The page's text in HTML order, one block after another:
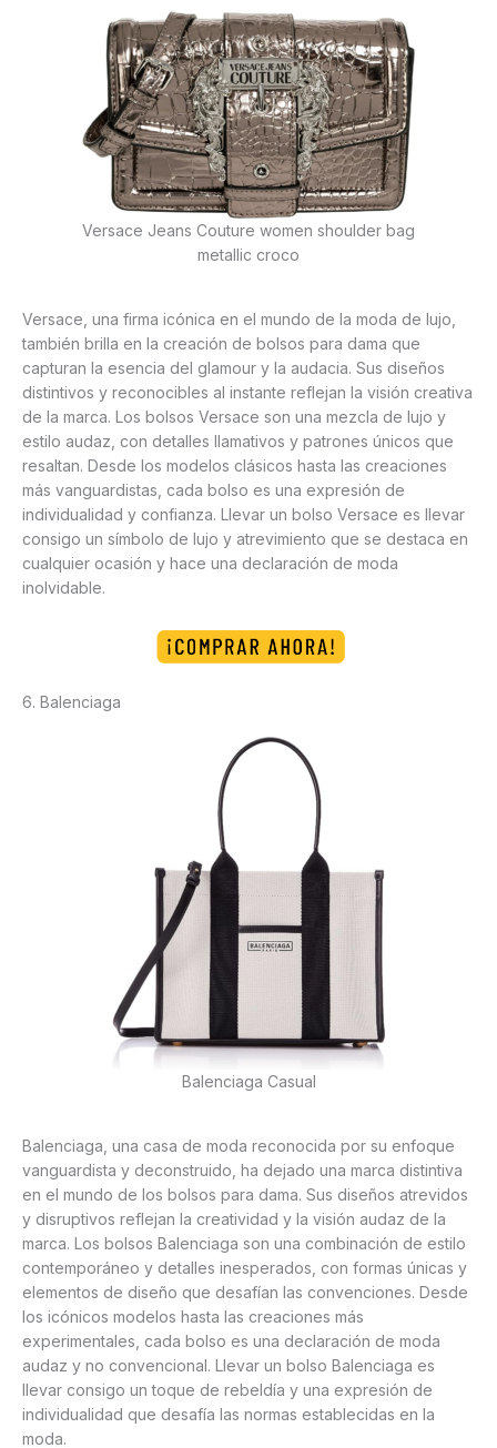
Versace Jeans Couture women shoulder bag
metallic croco
Versace, una firma icónica en el mundo de la moda de lujo,
también brilla en la creación de bolsos para dama que
capturan la esencia del glamour y la audacia. Sus diseños
distintivos y reconocibles al instante reflejan la visión creativa
de la marca. Los bolsos Versace son una mezcla de lujo y
estilo audaz, con detalles llamativos y patrones únicos que
resaltan. Desde los modelos clásicos hasta las creaciones
más vanguardistas, cada bolso es una expresión de
individualidad y confianza. Llevar un bolso Versace es llevar
consigo un símbolo de lujo y atrevimiento que se destaca en
cualquier ocasión y hace una declaración de moda
inolvidable.
6. Balenciaga
Balenciaga Casual
Balenciaga, una casa de moda reconocida por su enfoque
vanguardista y deconstruido, ha dejado una marca distintiva
en el mundo de los bolsos para dama. Sus diseños atrevidos
y disruptivos reflejan la creatividad y la visión audaz de la
marca. Los bolsos Balenciaga son una combinación de estilo
contemporáneo y detalles inesperados, con formas únicas y
elementos de diseño que desafían las convenciones. Desde
los icónicos modelos hasta las creaciones más
experimentales, cada bolso es una declaración de moda
audaz y no convencional. Llevar un bolso Balenciaga es
llevar consigo un toque de rebeldía y una expresión de
individualidad que desafía las normas establecidas en la
moda.